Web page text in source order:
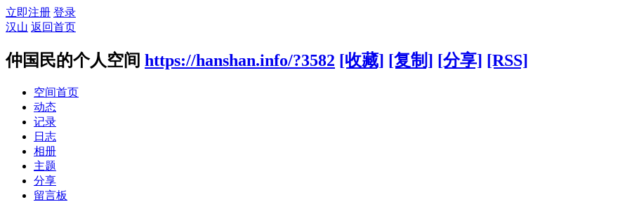
立即注册 登录
汉山 返回首页
仲国民的个人空间 https://hanshan.info/?3582 [收藏] [复制] [分享] [RSS]
空间首页
动态
记录
日志
相册
主题
分享
留言板